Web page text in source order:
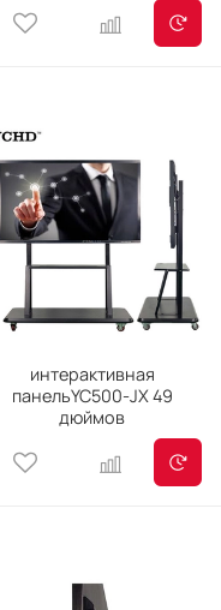
интерактивная
панельYC500-JX 49
дюймов